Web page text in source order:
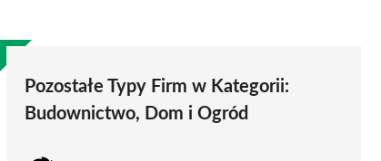
Pozostałe Typy Firm w Kategorii:
Budownictwo, Dom i Ogród